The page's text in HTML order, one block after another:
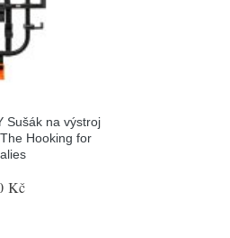
Sušák na výstroj
Hooking for
Kč